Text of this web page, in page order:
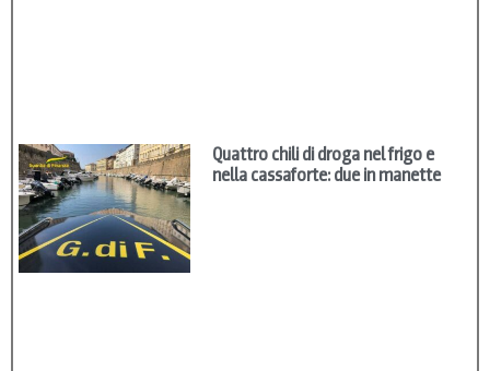
Quattro chili di droga nel frigo e
nella cassaforte: due in manette